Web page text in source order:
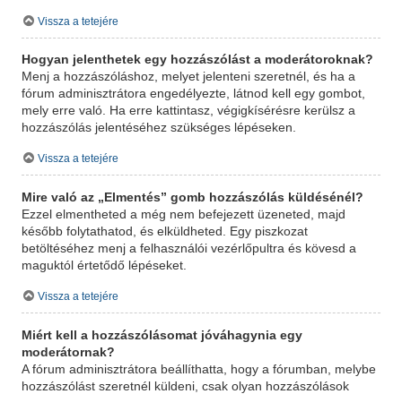
Vissza a tetejére
Hogyan jelenthetek egy hozzászólást a moderátoroknak?
Menj a hozzászóláshoz, melyet jelenteni szeretnél, és ha a
fórum adminisztrátora engedélyezte, látnod kell egy gombot,
mely erre való. Ha erre kattintasz, végigkísérésre kerülsz a
hozzászólás jelentéséhez szükséges lépéseken.
Vissza a tetejére
Mire való az „Elmentés” gomb hozzászólás küldésénél?
Ezzel elmentheted a még nem befejezett üzeneted, majd
később folytathatod, és elküldheted. Egy piszkozat
betöltéséhez menj a felhasználói vezérlőpultra és kövesd a
maguktól értetődő lépéseket.
Vissza a tetejére
Miért kell a hozzászólásomat jóváhagynia egy
moderátornak?
A fórum adminisztrátora beállíthatta, hogy a fórumban, melybe
hozzászólást szeretnél küldeni, csak olyan hozzászólások